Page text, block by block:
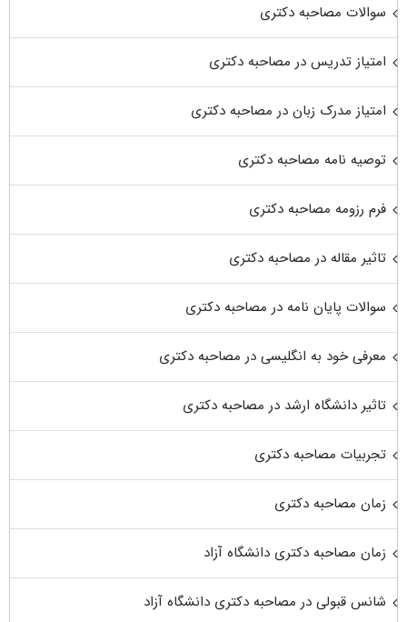
سوالات مصاحبه دکتری
امتیاز تدریس در مصاحبه دکتری
امتیاز مدرک زبان در مصاحبه دکتری
توصیه نامه مصاحبه دکتری
فرم رزومه مصاحبه دکتری
تاثیر مقاله در مصاحبه دکتری
سوالات پایان نامه در مصاحبه دکتری
معرفی خود به انگلیسی در مصاحبه دکتری
تاثیر دانشگاه ارشد در مصاحبه دکتری
تجربیات مصاحبه دکتری
زمان مصاحبه دکتری
زمان مصاحبه دکتری دانشگاه آزاد
شانس قبولی در مصاحبه دکتری دانشگاه آزاد